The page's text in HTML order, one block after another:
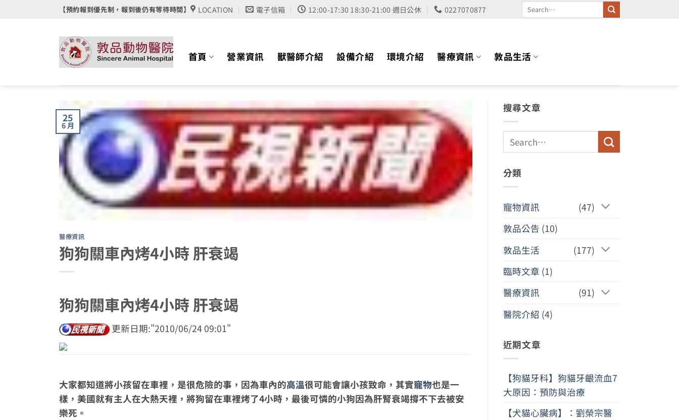
【預約報到優先制，報到後仍有等待時間】 LOCATION 電子信箱 12:00-17:30 18:30-21:00 週日公休 0227070877
首頁 營業資訊 獸醫師介紹 設備介紹 環境介紹 醫療資訊 敦品生活
25
6 月
醫療資訊
狗狗關車內烤4小時 肝衰竭
狗狗關車內烤4小時 肝衰竭
更新日期: 2010/06/24 09:01
大家都知道將小孩留在車裡，是很危險的事，因為車內的高溫很可能會讓小孩致命，其實寵物也是一
樣，美國就有主人在大熱天裡，將狗留在車裡烤了4小時，最後可憐的小狗因為肝腎衰竭撐不下去被安
樂死。
搜尋文章
分類
寵物資訊
(47)
敦品公告 (10)
敦品生活
(177)
臨時文章 (1)
醫療資訊
(91)
醫院介紹 (4)
近期文章
【狗貓牙科】狗貓牙齦流血7
大原因：預防與治療
【犬貓心臟病】：劉榮宗醫